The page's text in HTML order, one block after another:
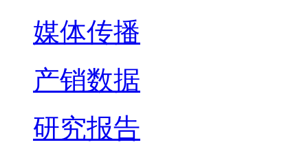
媒体传播
产销数据
研究报告